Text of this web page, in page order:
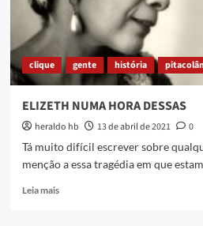
Newton
Menezes
download
]
clique gente história
ELIZETH NUMA HORA DESSAS
heraldo hb 13 de abril de 2021
0
Tá muito difícil escrever sobre
menção a essa tragédia em que
Leia maisRead